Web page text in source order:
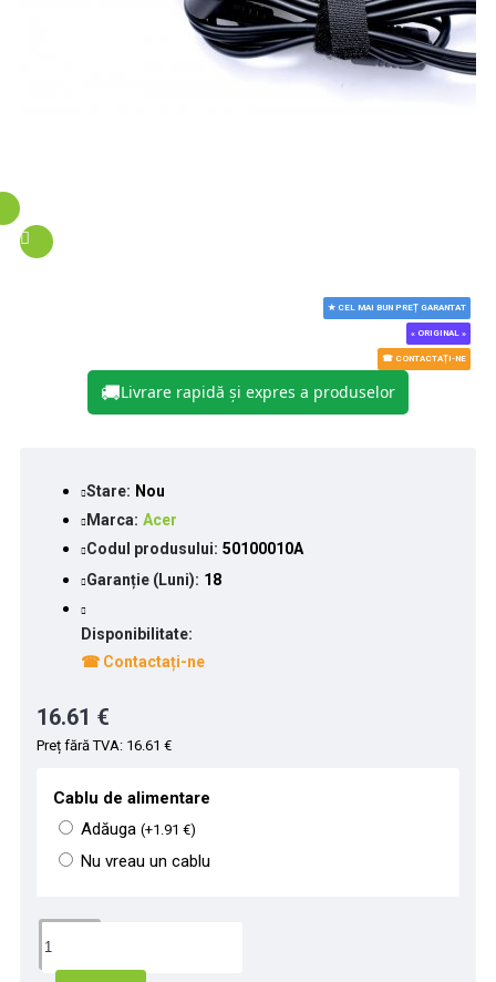
★ CEL MAI BUN PREȚ GARANTAT
« ORIGINAL »
☎ CONTACTAȚI-NE
🚚Livrare rapidă și expres a produselor
Stare: Nou
Marca: Acer
Codul produsului: 50100010A
Garanție (Luni): 18
Disponibilitate:
☎ Contactați-ne
16.61 €
Preț fără TVA: 16.61 €
Cablu de alimentare
Adăuga (+1.91 €)
Nu vreau un cablu